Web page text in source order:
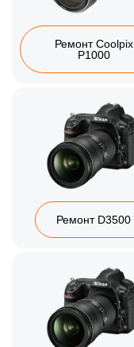
Ремонт Coolpix
P1000
Ремонт D3500